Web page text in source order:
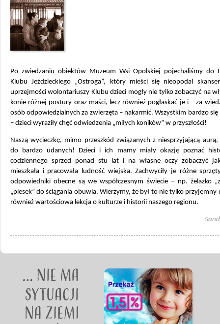
Po zwiedzaniu obiektów Muzeum Wsi Opolskiej pojechaliśmy do
Klubu Jeździeckiego „Ostroga”, który mieści się nieopodal
uprzejmości wolontariuszy Klubu dzieci mogły nie tylko zobaczyć na
konie różnej postury oraz maści, lecz również pogłaskać je i – za
osób odpowiedzialnych za zwierzęta – nakarmić. Wszystkim bardzo się
– dzieci wyraziły chęć odwiedzenia „miłych koników” w przyszłości!
Naszą wycieczkę, mimo przeszkód związanych z niesprzyjającą aurą,
do bardzo udanych! Dzieci i ich mamy miały okazję poznać
codziennego sprzed ponad stu lat i na własne oczy zobaczyć
mieszkała i pracowała ludność wiejska. Zachwyciły je różne
odpowiedniki obecne są we współczesnym świecie – np. żelazko
„piesek” do ściągania obuwia. Wierzymy, że był to nie tylko przyjemny
również wartościowa lekcja o kulturze i historii naszego regionu.